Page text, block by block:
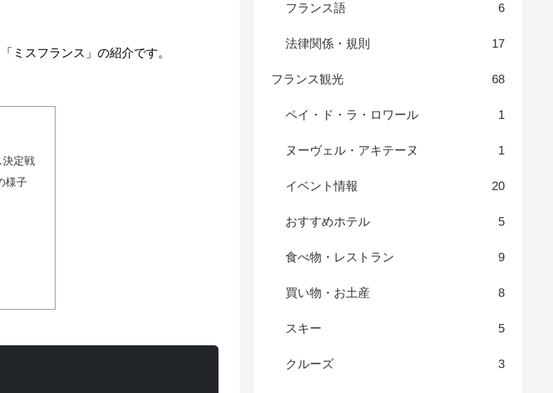
ミスフランス」の紹介です。
決定戦
様子
フランス語 6
法律関係・規則 17
フランス観光 68
ペイ・ド・ラ・ロワール 1
ヌーヴェル・アキテーヌ 1
イベント情報 20
おすすめホテル 5
食べ物・レストラン 9
買い物・お土産 8
スキー 5
クルーズ 3